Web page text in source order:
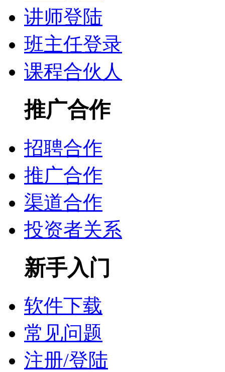
讲师登陆
班主任登录
课程合伙人
推广合作
招聘合作
推广合作
渠道合作
投资者关系
新手入门
软件下载
常见问题
注册/登陆